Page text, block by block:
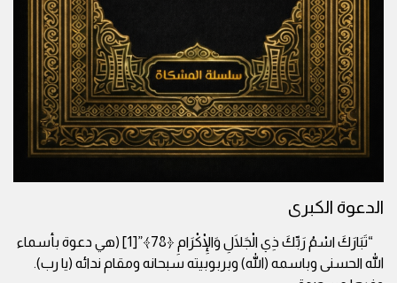
الدعوة الكبرى
“تَبَارَكَ اسْمُ رَبِّكَ ذِي الْجَلَالِ وَالْإِكْرَامِ ﴿78﴾”[1] (هي دعوة بأسماء
الله الحسنى وباسمه (الله) وبربوبيته سبحانه ومقام ندائه (يا رب).